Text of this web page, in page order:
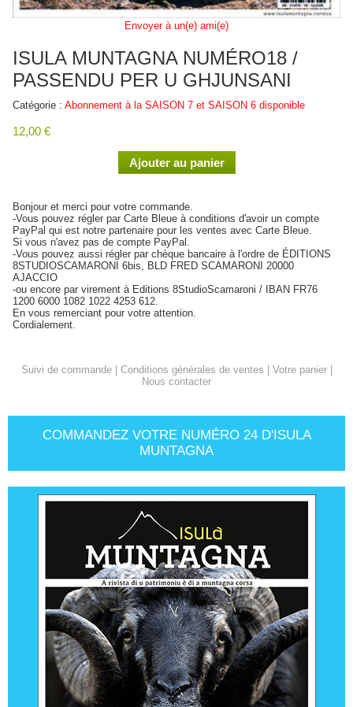
Envoyer à un(e) ami(e)
ISULA MUNTAGNA NUMÉRO18 /
PASSENDU PER U GHJUNSANI
Catégorie : Abonnement à la SAISON 7 et SAISON 6 disponible
12,00 €
Bonjour et merci pour votre commande.
-Vous pouvez régler par Carte Bleue à conditions d'avoir un compte
PayPal qui est notre partenaire pour les ventes avec Carte Bleue.
Si vous n'avez pas de compte PayPal.
-Vous pouvez aussi régler par chèque bancaire à l'ordre de ÉDITIONS
8STUDIOSCAMARONI 6bis, BLD FRED SCAMARONI 20000
AJACCIO
-ou encore par virement à Editions 8StudioScamaroni / IBAN FR76
1200 6000 1082 1022 4253 612.
En vous remerciant pour votre attention.
Cordialement.
Suivi de commande Conditions générales de ventes Votre panier
Nous contacter
COMMANDEZ VOTRE NUMÉRO 24 D'ISULA
MUNTAGNA